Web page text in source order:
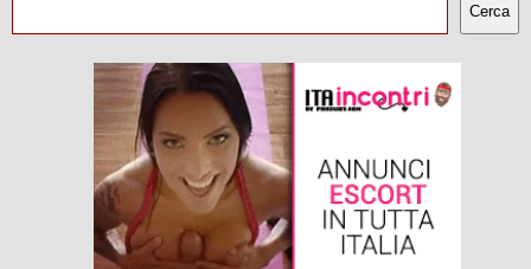
Cerca